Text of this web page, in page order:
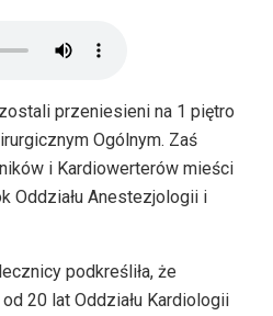
przeniesieni na 1 piętro
Ogólnym. Zaś
i Kardiowerterów mieści
Oddziału Anestezjologii i
podkreśliła, że
20 lat Oddziału Kardiologii